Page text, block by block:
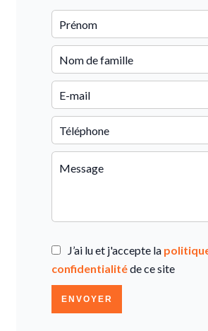
J’ai lu et j'accepte la
confidentialitéde ce site
ENVOYER